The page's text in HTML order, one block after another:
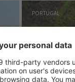
PORTUGAL